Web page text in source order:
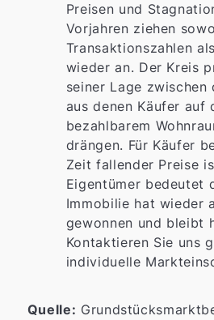
Preisen und
Vorjahren ziehen
Transaktionszahlen
wieder an. Der Kreis
seiner Lage zwischen
aus denen Käufer auf
bezahlbarem
drängen. Für Käufer
Zeit fallender Preise
Eigentümer bedeutet
Immobilie hat wieder
gewonnen und bleibt
Kontaktieren Sie uns
individuelle
Quelle: